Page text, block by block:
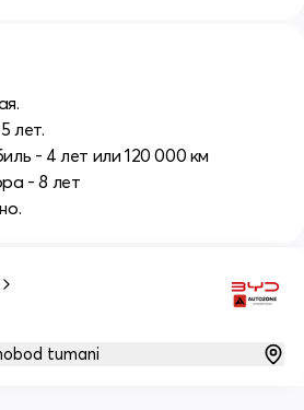
лет.
- 4 лет или 120 000 км
- 8 лет
tumani